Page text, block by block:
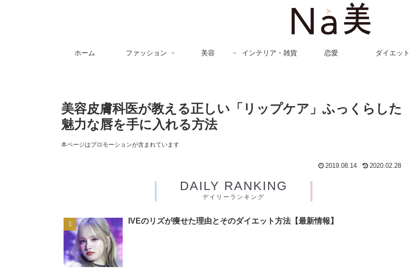
ホーム ファッション 美容 インテリア・雑貨 恋愛 ダイエット
美容皮膚科医が教える正しい「リップケア」ふっくらした
魅力な唇を手に入れる方法
本ページはプロモーションが含まれています
2019.08.14 2020.02.28
DAILY RANKING
デイリーランキング
IVEのリズが痩せた理由とそのダイエット方法【最新情報】